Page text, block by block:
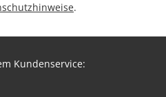
.
Kundenservice: